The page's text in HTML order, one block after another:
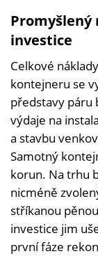
Promyšlený
investice
Celkové
kontejneru se
představy páru
výdaje na
a stavbu
Samotný
korun. Na trhu
nicméně
stříkanou
investice jim
první fáze